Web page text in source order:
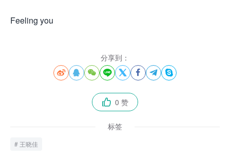
Feeling you
分享到：
       
 0 赞
标签
王晓佳